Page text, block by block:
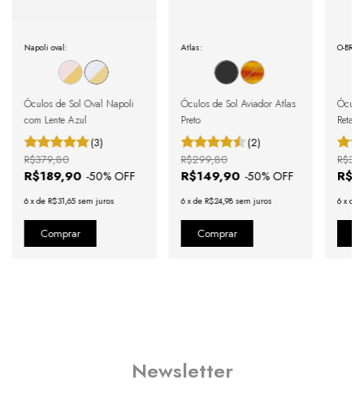
Napoli oval:
Óculos de Sol Oval Napoli
com Lente Azul
(3)
R$189,90 -50% OFF
R$379,80
6 xde R$31,65 sem juros
Atlas:
Óculos de Sol Aviador Atlas
Preto
(2)
R$149,90 -50% OFF
R$299,80
6 xde R$24,98 sem juros
O-
6 x de
Newsletter